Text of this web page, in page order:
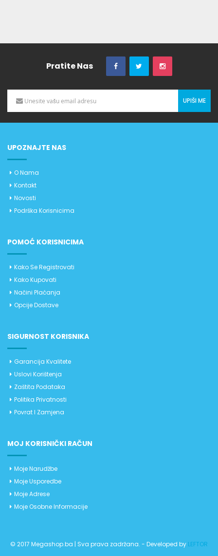
Pratite Nas
UPIŠI ME
UPOZNAJTE NAS
O Nama
Kontakt
Novosti
Podrška Korisnicima
POMOĆ KORISNICIMA
Kako Se Registrovati
Kako Kupovati
Načini Plaćanja
Opcije Dostave
SIGURNOST KORISNIKA
Garancija Kvalitete
Uslovi Korištenja
Zaštita Podataka
Politika Privatnosti
Povrat I Zamjena
MOJ KORISNIČKI RAČUN
Moje Narudžbe
Moje Usporedbe
Moje Adrese
Moje Osobne Informacije
© 2017 Megashop.ba | Sva prava zadržana. - Developed by LEFTOR